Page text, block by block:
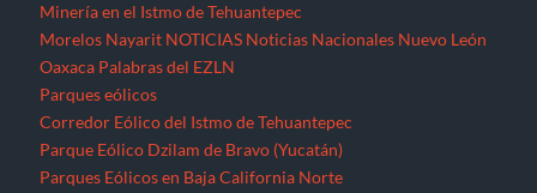
Minería en el Istmo de Tehuantepec
Morelos Nayarit NOTICIAS Noticias Nacionales Nuevo León
Oaxaca Palabras del EZLN
Parques eólicos
Corredor Eólico del Istmo de Tehuantepec
Parque Eólico Dzilam de Bravo (Yucatán)
Parques Eólicos en Baja California Norte